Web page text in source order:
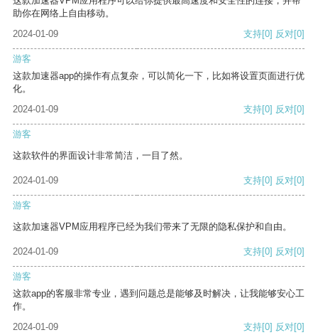
助你在网络上自由移动。
2024-01-09
支持[0] 反对[0]
游客
这款加速器app的操作有点复杂，可以简化一下，比如将设置页面进行优
化。
2024-01-09
支持[0] 反对[0]
游客
这款软件的界面设计非常简洁，一目了然。
2024-01-09 支持[0] 反对[0]
游客
这款加速器VPM应用程序已经为我们带来了无限的隐私保护和自由。
2024-01-09 支持[0] 反对[0]
游客
这款app的客服非常专业，遇到问题总是能够及时解决，让我能够安心工
作。
2024-01-09
支持[0] 反对[0]